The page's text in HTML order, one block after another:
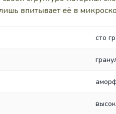
впитывает её в
сто